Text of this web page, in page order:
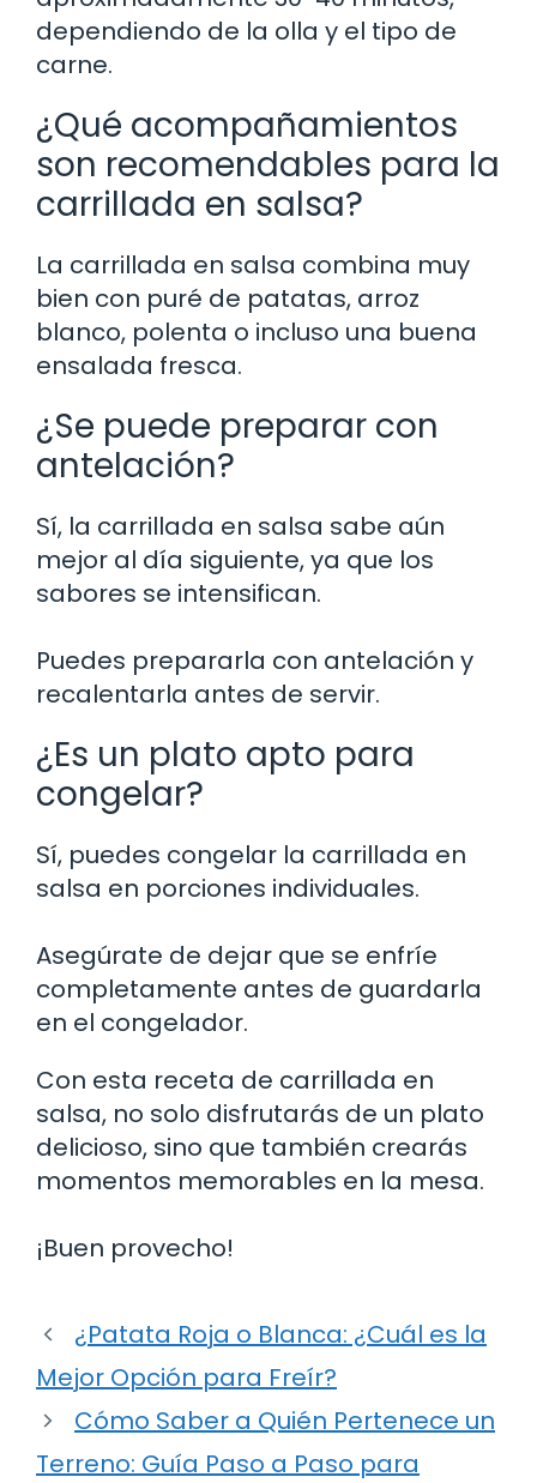
dependiendo de la olla y el tipo de
carne.
¿Qué acompañamientos
son recomendables para la
carrillada en salsa?
La carrillada en salsa combina muy
bien con puré de patatas, arroz
blanco, polenta o incluso una buena
ensalada fresca.
¿Se puede preparar con
antelación?
Sí, la carrillada en salsa sabe aún
mejor al día siguiente, ya que los
sabores se intensifican.
Puedes prepararla con antelación y
recalentarla antes de servir.
¿Es un plato apto para
congelar?
Sí, puedes congelar la carrillada en
salsa en porciones individuales.
Asegúrate de dejar que se enfríe
completamente antes de guardarla
en el congelador.
Con esta receta de carrillada en
salsa, no solo disfrutarás de un plato
delicioso, sino que también crearás
momentos memorables en la mesa.
¡Buen provecho!
¿Patata Roja o Blanca: ¿Cuál es la
Mejor Opción para Freír?
Cómo Saber a Quién Pertenece un
Terreno: Guía Paso a Paso para